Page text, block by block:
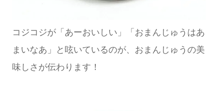
コジコジが「あーおいしい」「おまんじゅうはあ
まいなあ」と呟いているのが、おまんじゅうの美
味しさが伝わります！